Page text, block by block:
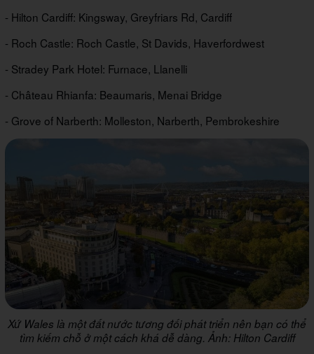
- Hilton Cardiff: Kingsway, Greyfriars Rd, Cardiff
- Roch Castle: Roch Castle, St Davids, Haverfordwest
- Stradey Park Hotel: Furnace, Llanelli
- Château Rhianfa: Beaumaris, Menai Bridge
- Grove of Narberth: Molleston, Narberth, Pembrokeshire
Xứ Wales là một đất nước tương đối phát triển nên bạn có thể
tìm kiếm chỗ ở một cách khá dễ dàng. Ảnh: Hilton Cardiff